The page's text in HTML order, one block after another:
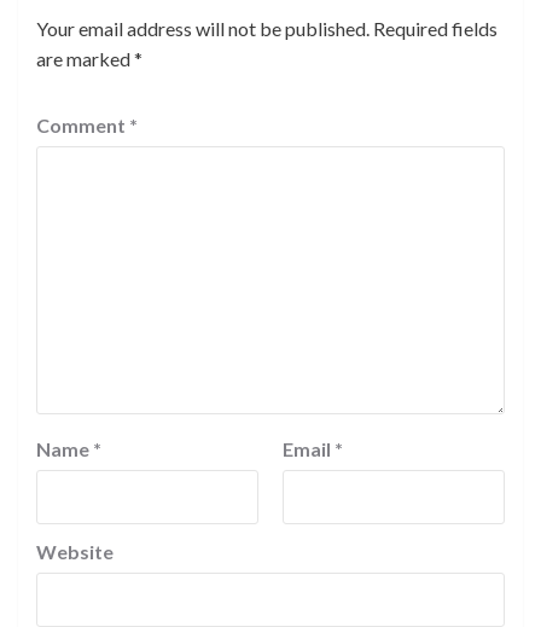
Your email address will not be published. Required fields
are marked*
Comment *
Name * Email *
Website